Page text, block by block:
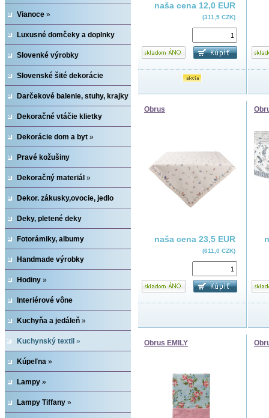
Vianoce »
Luxusné domčeky a doplnky
Slovenké výrobky
Slovenské šité dekorácie
Darčekové balenie, stuhy, krajky
» Dekoračné vtáčie klietky
Dekorácie dom a byt »
Pravé kožušiny
Dekoračný materiál »
Dekor. zákusky,ovocie, jedlo
Deky, pletené deky
Fotorámiky, albumy
Handmade výrobky
Hodiny »
Interiérové vône
Kuchyňa a jedáleň »
Kuchynský textil »
Kúpeľna »
Lampy »
Lampy Tiffany »
naša cena 12,0 EUR
(311,5 CZK)
Obrus
naša cena 23,5 EUR
(611,0 CZK)
Obrus EMILY